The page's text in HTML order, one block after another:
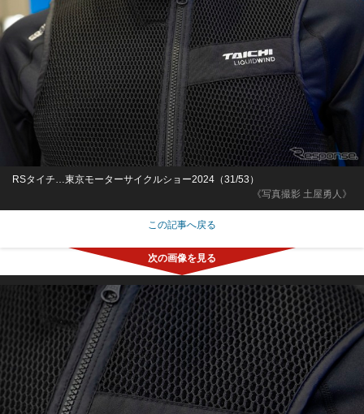
《写真撮影 土屋勇人》
RSタイチ…東京モーターサイクルショー2024（31/53）
この記事へ戻る